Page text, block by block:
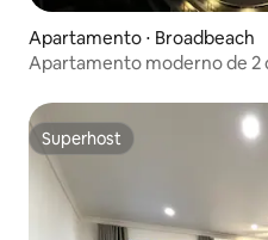
Apartamento ⋅ Broadbeach
Apartamento moderno de 2
Superhost
Superhost